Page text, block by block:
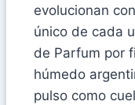
evolucionan
único de cada
de Parfum por
húmedo
pulso como